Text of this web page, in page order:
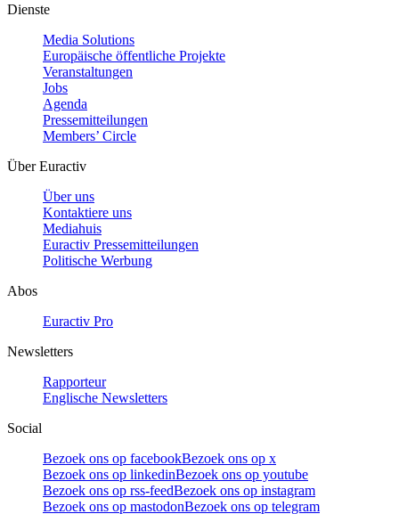
Dienste
Media Solutions
Europäische öffentliche Projekte
Veranstaltungen
Jobs
Agenda
Pressemitteilungen
Members’ Circle
Über Euractiv
Über uns
Kontaktiere uns
Mediahuis
Euractiv Pressemitteilungen
Politische Werbung
Abos
Euractiv Pro
Newsletters
Rapporteur
Englische Newsletters
Social
Bezoek ons op facebookBezoek ons op x
Bezoek ons op linkedinBezoek ons op youtube
Bezoek ons op rss-feedBezoek ons op instagram
Bezoek ons op mastodonBezoek ons op telegram